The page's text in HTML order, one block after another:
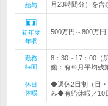
給与
月23時間分）を
初年度
年収
500万円～800万円
勤務
時間
8：30～17：00（
働：有※月平均残
休日
休暇
◆週休2日制（日
み◆有給休暇／10